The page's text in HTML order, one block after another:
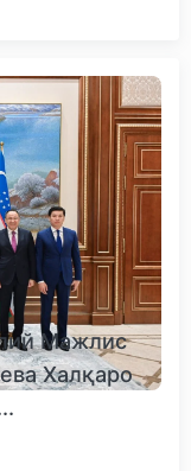
Мажлис
Халқаро